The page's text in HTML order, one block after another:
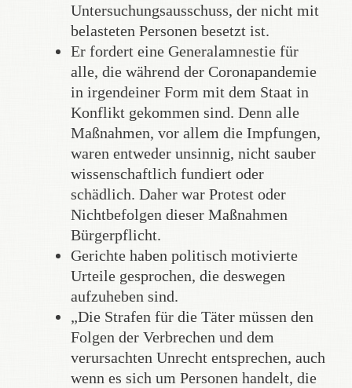
Untersuchungsausschuss, der nicht mit
belasteten Personen besetzt ist.
Er fordert eine Generalamnestie für
alle, die während der Coronapandemie
in irgendeiner Form mit dem Staat in
Konflikt gekommen sind. Denn alle
Maßnahmen, vor allem die Impfungen,
waren entweder unsinnig, nicht sauber
wissenschaftlich fundiert oder
schädlich. Daher war Protest oder
Nichtbefolgen dieser Maßnahmen
Bürgerpflicht.
Gerichte haben politisch motivierte
Urteile gesprochen, die deswegen
aufzuheben sind.
„Die Strafen für die Täter müssen den
Folgen der Verbrechen und dem
verursachten Unrecht entsprechen, auch
wenn es sich um Personen handelt, die